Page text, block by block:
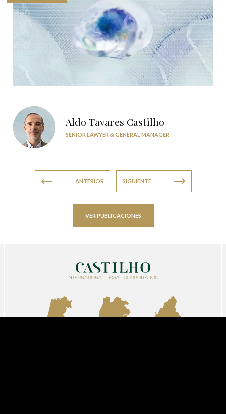
Aldo Tavares Castilho
SENIOR LAWYER & GENERAL MANAGER
ANTERIOR SIGUIENTE
VER PUBLICACIONES